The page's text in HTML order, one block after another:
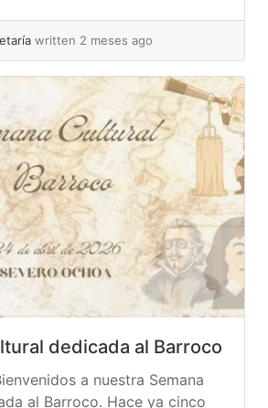
more
written 2 meses ago
dedicada al Barroco
a nuestra Semana
al Barroco. Hace ya cinco